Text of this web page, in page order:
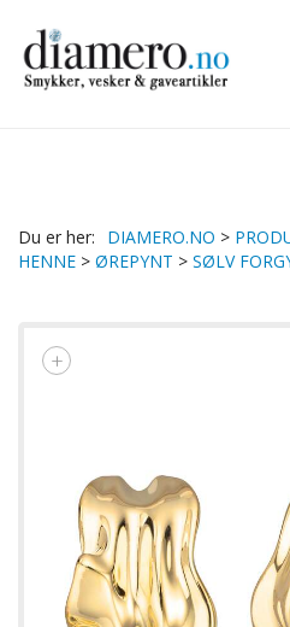
DIAMERO.NO >
HENNE > ØREPYNT > SØLV
+